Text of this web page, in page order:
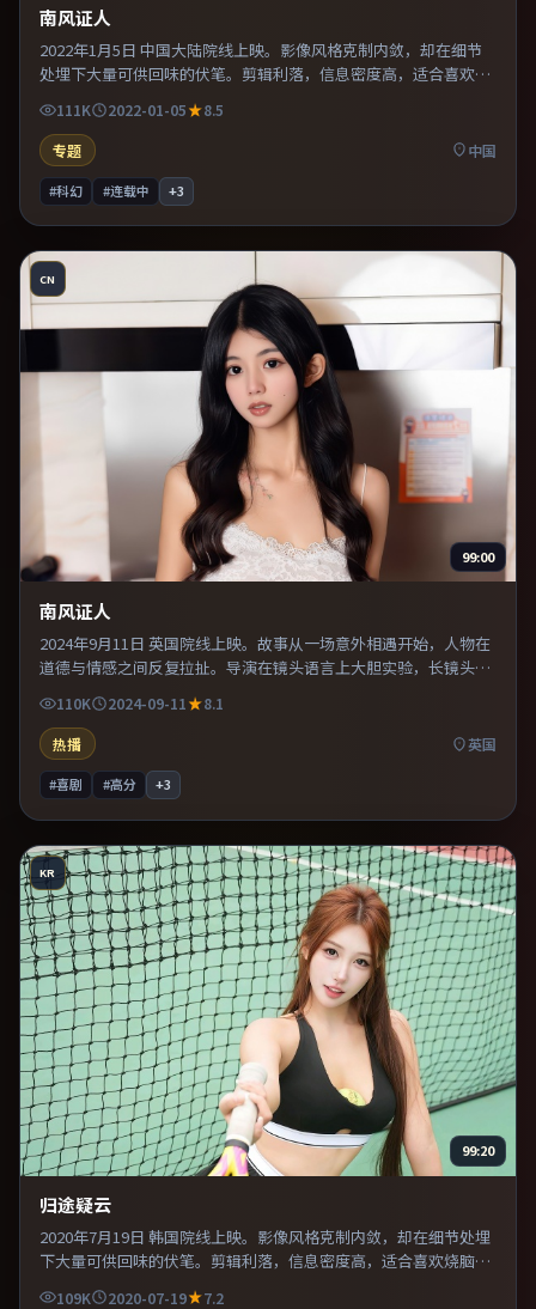
南风证人
2022年1月5日 中国大陆院线上映。影像风格克制内敛，却在细节
处埋下大量可供回味的伏笔。剪辑利落，信息密度高，适合喜欢烧
脑与推理的观众。片尾留白意味深长，值得二刷细品台词与构图。
111K 2022-01-05
8.5
专题
中国
#科幻 #连载中 +3
CN
99:00
南风证人
2024年9月11日 英国院线上映。故事从一场意外相遇开始，人物在
道德与情感之间反复拉扯。导演在镜头语言上大胆实验，长镜头与
特写交替强化压迫感。片尾留白意味深长，值得二刷细品台词与构
图。
110K 2024-09-11
8.1
热播
英国
#喜剧 #高分 +3
KR
99:20
归途疑云
2020年7月19日 韩国院线上映。影像风格克制内敛，却在细节处埋
下大量可供回味的伏笔。剪辑利落，信息密度高，适合喜欢烧脑与
推理的观众。适合喜欢现实主义题材的观众，情绪后劲较足。
109K 2020-07-19
7.2